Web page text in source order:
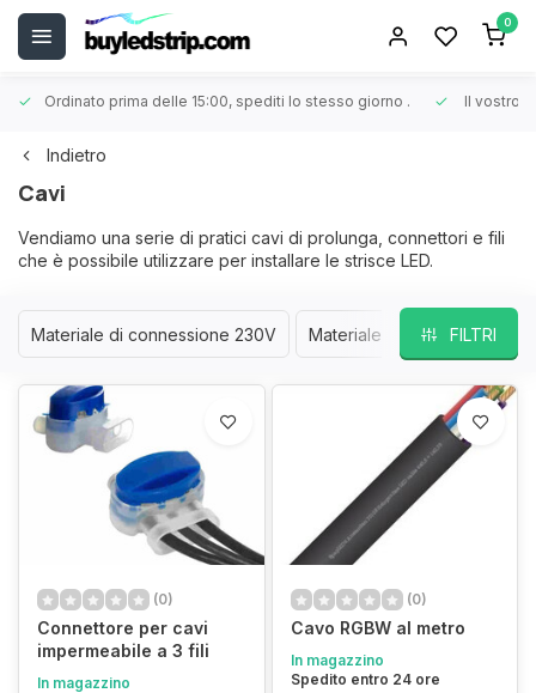
0
Ordinato prima delle 15:00, spediti lo stesso giorno . Il vostro
Indietro
Cavi
Vendiamo una serie di pratici cavi di prolunga, connettori e fili
che è possibile utilizzare per installare le strisce LED.
Materiale di connessione 230V Materiale di connessione
FILTRI
(0)
Connettore per cavi
impermeabile a 3 fili
In magazzino
(0)
Cavo RGBW al metro
In magazzino
Spedito entro 24 ore